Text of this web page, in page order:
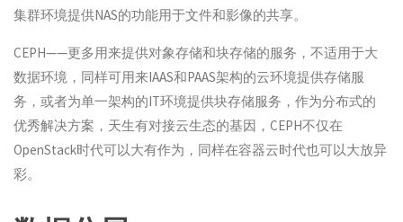
集群环境提供NAS的功能用于文件和影像的共享。
CEPH——更多用来提供对象存储和块存储的服务，不适用于大
数据环境，同样可用来IAAS和PAAS架构的云环境提供存储服
务，或者为单一架构的IT环境提供块存储服务，作为分布式的
优秀解决方案，天生有对接云生态的基因，CEPH不仅在
OpenStack时代可以大有作为，同样在容器云时代也可以大放异
彩。